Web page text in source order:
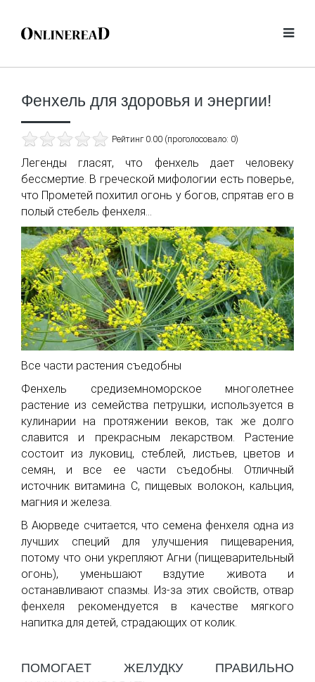
Фенхель для здоровья и энергии!
Рейтинг 0.00 (проголосовало: 0)
Легенды гласят, что фенхель дает человеку
бессмертие. В греческой мифологии есть поверье,
что Прометей похитил огонь у богов, спрятав его в
полый стебель фенхеля...
Все части растения съедобны
Фенхель средиземноморское многолетнее
растение из семейства петрушки, используется в
кулинарии на протяжении веков, так же долго
славится и прекрасным лекарством. Растение
состоит из луковиц, стеблей, листьев, цветов и
семян, и все ее части съедобны. Отличный
источник витамина С, пищевых волокон, кальция,
магния и железа.
В Аюрведе считается, что семена фенхеля одна из
лучших специй для улучшения пищеварения,
потому что они укрепляют Агни (пищеварительный
огонь), уменьшают вздутие живота и
останавливают спазмы. Из-за этих свойств, отвар
фенхеля рекомендуется в качестве мягкого
напитка для детей, страдающих от колик.
ПОМОГАЕТ ЖЕЛУДКУ ПРАВИЛЬНО